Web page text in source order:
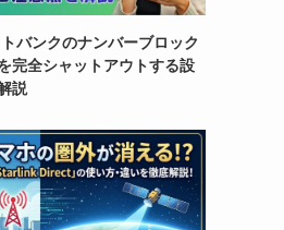
バンクのナンバーブロック
完全シャットアウトする設
説